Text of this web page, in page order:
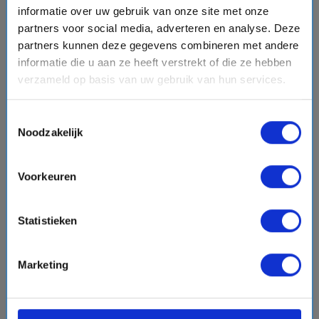
informatie over uw gebruik van onze site met onze
partners voor social media, adverteren en analyse. Deze
partners kunnen deze gegevens combineren met andere
informatie die u aan ze heeft verstrekt of die ze hebben
verzameld op basis van uw gebruik van hun services.
Noodzakelijk
Voorkeuren
Statistieken
Marketing
Bekijk cruisechevron_right
Vergelijk
favorite
7 daagse Noord-Amerika cruise met de Carnival
Radiance
Carnival Cruise Line